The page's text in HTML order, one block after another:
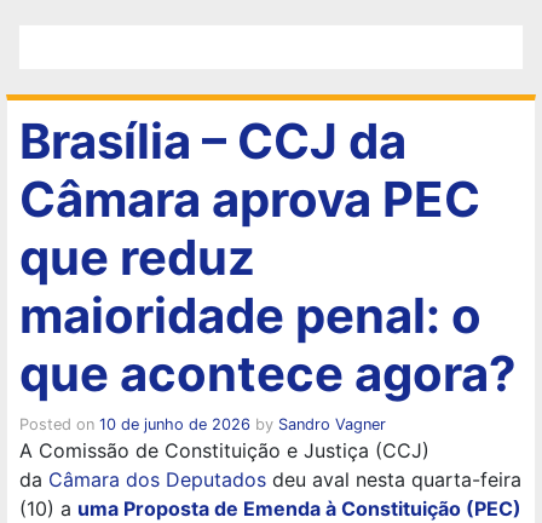
Brasília – CCJ da
Câmara aprova PEC
que reduz
maioridade penal: o
que acontece agora?
Posted on 10 de junho de 2026 by Sandro Vagner
A Comissão de Constituição e Justiça (CCJ)
da Câmara dos Deputados deu aval nesta quarta-feira
(10) a uma Proposta de Emenda à Constituição (PEC)